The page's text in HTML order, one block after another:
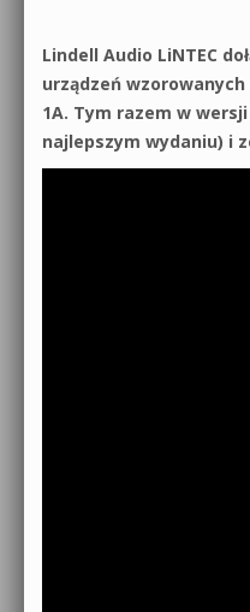
Lindell Audio LiNTEC
urządzeń
1A. Tym razem w
najlepszym wydaniu) i